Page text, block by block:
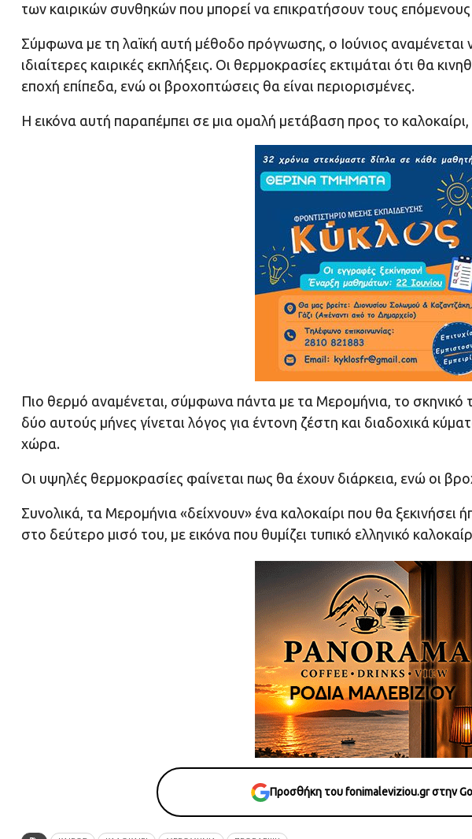
των καιρικών συνθηκών που μπορεί να επικρατήσουν τους επόμενους
Σύμφωνα με τη λαϊκή αυτή μέθοδο πρόγνωσης, ο Ιούνιος αναμένεται
ιδιαίτερες καιρικές εκπλήξεις. Οι θερμοκρασίες εκτιμάται ότι θα
εποχή επίπεδα, ενώ οι βροχοπτώσεις θα είναι περιορισμένες.
Η εικόνα αυτή παραπέμπει σε μια ομαλή μετάβαση προς το
Πιο θερμό αναμένεται, σύμφωνα πάντα με τα Μερομήνια, το σκηνικό
δύο αυτούς μήνες γίνεται λόγος για έντονη ζέστη και διαδοχικά
χώρα.
Οι υψηλές θερμοκρασίες φαίνεται πως θα έχουν διάρκεια, ενώ οι
Συνολικά, τα Μερομήνια «δείχνουν» ένα καλοκαίρι που θα ξεκινήσει
στο δεύτερο μισό του, με εικόνα που θυμίζει τυπικό ελληνικό
Προσθήκη του fonimaleviziou.gr στην